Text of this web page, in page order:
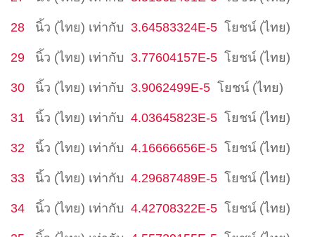
28 นิ้ว (ไทย) เท่ากับ 3.64583324E-5 โยชน์ (ไทย)
29 นิ้ว (ไทย) เท่ากับ 3.77604157E-5 โยชน์ (ไทย)
30 นิ้ว (ไทย) เท่ากับ 3.9062499E-5 โยชน์ (ไทย)
31 นิ้ว (ไทย) เท่ากับ 4.03645823E-5 โยชน์ (ไทย)
32 นิ้ว (ไทย) เท่ากับ 4.16666656E-5 โยชน์ (ไทย)
33 นิ้ว (ไทย) เท่ากับ 4.29687489E-5 โยชน์ (ไทย)
34 นิ้ว (ไทย) เท่ากับ 4.42708322E-5 โยชน์ (ไทย)